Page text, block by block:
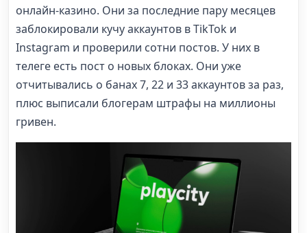
онлайн-казино. Они за последние пару месяцев
заблокировали кучу аккаунтов в TikTok и
Instagram и проверили сотни постов. У них в
телеге есть пост о новых блоках. Они уже
отчитывались о банах 7, 22 и 33 аккаунтов за раз,
плюс выписали блогерам штрафы на миллионы
гривен.